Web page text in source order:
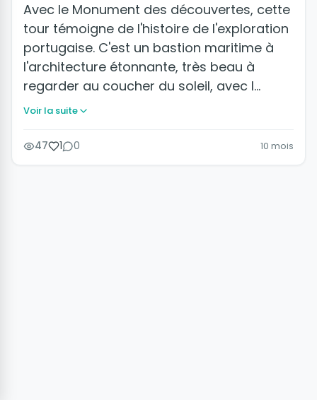
Avec le Monument des découvertes, cette
tour témoigne de l'histoire de l'exploration
portugaise. C'est un bastion maritime à
l'architecture étonnante, très beau à
regarder au coucher du soleil, avec l…
Voir la suite
47 1 0 10 mois